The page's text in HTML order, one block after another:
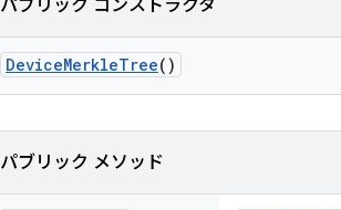
パブリック コンストラクタ
DeviceMerkleTree()
パブリック メソッド